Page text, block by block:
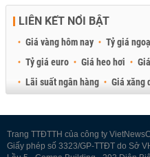
LIÊN KẾT NỔI BẬT
Giá vàng hôm nay Tỷ giá
Tỷ giá euro
Giá heo hơi
Lãi suất ngân hàng
Giá xăng
Trang TTĐTTH của công ty
Giấy phép số 3323/GP-TTĐT do Sở